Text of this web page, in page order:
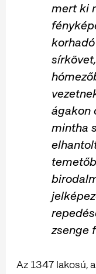
mert ki
ágakon
mintha
zsenge
Az 1347 lakosú,